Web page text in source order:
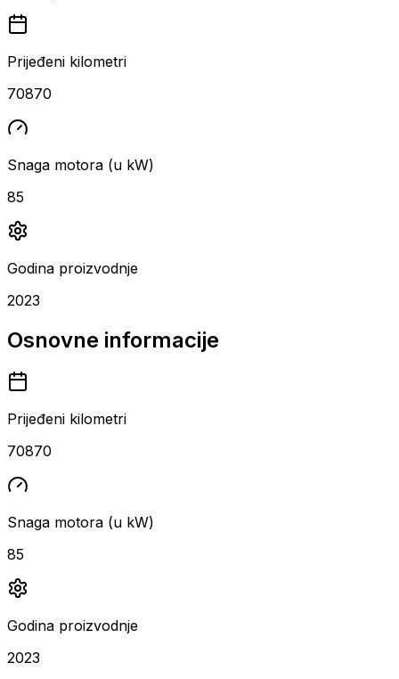
Prijeđeni kilometri
70870
Snaga motora (u kW)
85
Godina proizvodnje
2023
Osnovne informacije
Prijeđeni kilometri
70870
Snaga motora (u kW)
85
Godina proizvodnje
2023